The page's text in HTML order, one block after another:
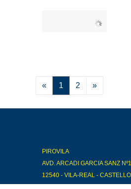
« 1 2 »
PIROVILA
AVD. ARCADI GARCIA SANZ
12540 - VILA-REAL -